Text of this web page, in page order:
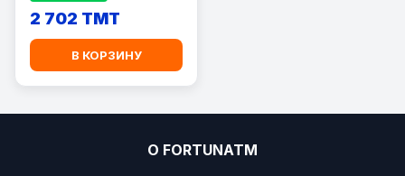
2 702 TMT
В КОРЗИНУ
О FORTUNATM